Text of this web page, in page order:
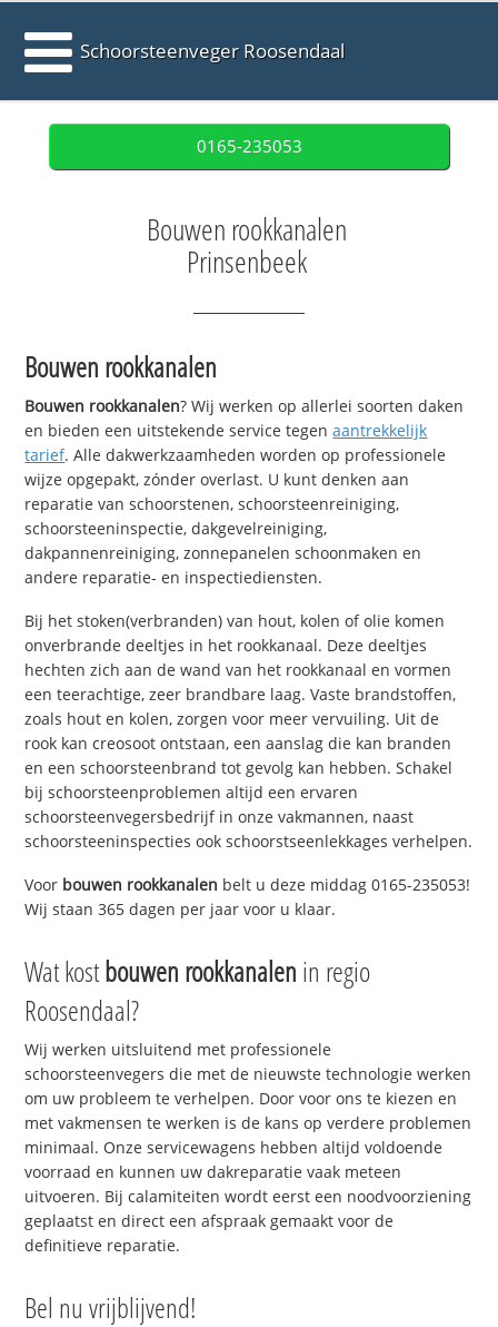
Schoorsteenveger Roosendaal
0165-235053
Bouwen rookkanalen
Prinsenbeek
Bouwen rookkanalen
Bouwen rookkanalen? Wij werken op allerlei soorten daken
en bieden een uitstekende service tegenaantrekkelijk
tarief. Alle dakwerkzaamheden worden op professionele
wijze opgepakt, zónder overlast. U kunt denken aan
reparatie van schoorstenen, schoorsteenreiniging,
schoorsteeninspectie, dakgevelreiniging,
dakpannenreiniging, zonnepanelen schoonmaken en
andere reparatie- en inspectiediensten.
Bij het stoken(verbranden) van hout, kolen of olie komen
onverbrande deeltjes in het rookkanaal. Deze deeltjes
hechten zich aan de wand van het rookkanaal en vormen
een teerachtige, zeer brandbare laag. Vaste brandstoffen,
zoals hout en kolen, zorgen voor meer vervuiling. Uit de
rook kan creosoot ontstaan, een aanslag die kan branden
en een schoorsteenbrand tot gevolg kan hebben. Schakel
bij schoorsteenproblemen altijd een ervaren
schoorsteenvegersbedrijf in onze vakmannen, naast
schoorsteeninspecties ook schoorstseenlekkages verhelpen.
Voor bouwen rookkanalen belt u deze middag 0165-235053!
Wij staan 365 dagen per jaar voor u klaar.
Wat kostbouwen rookkanalen in regio
Roosendaal?
Wij werken uitsluitend met professionele
schoorsteenvegers die met de nieuwste technologie werken
om uw probleem te verhelpen. Door voor ons te kiezen en
met vakmensen te werken is de kans op verdere problemen
minimaal. Onze servicewagens hebben altijd voldoende
voorraad en kunnen uw dakreparatie vaak meteen
uitvoeren. Bij calamiteiten wordt eerst een noodvoorziening
geplaatst en direct een afspraak gemaakt voor de
definitieve reparatie.
Bel nu vrijblijvend!